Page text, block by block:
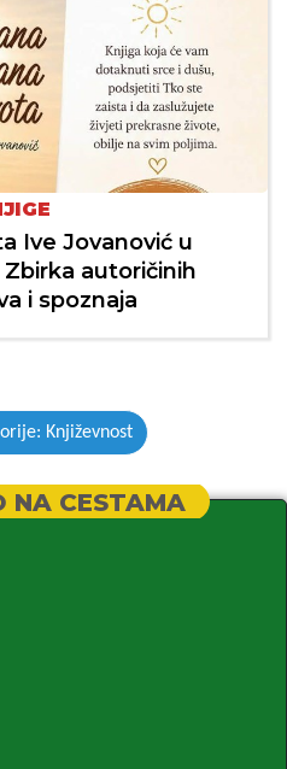
Ive Jovanović u
autoričinih
i spoznaja
Književnost
NA CESTAMA